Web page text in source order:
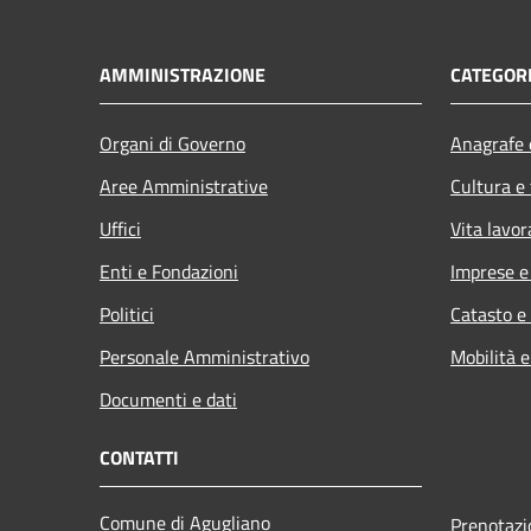
AMMINISTRAZIONE
Organi di Governo
Aree Amministrative
Uffici
Enti e Fondazioni
Politici
Personale Amministrativo
Documenti e dati
Cultura
Vita
Imprese
Catasto
Mobilità
CONTATTI
Comune di Agugliano